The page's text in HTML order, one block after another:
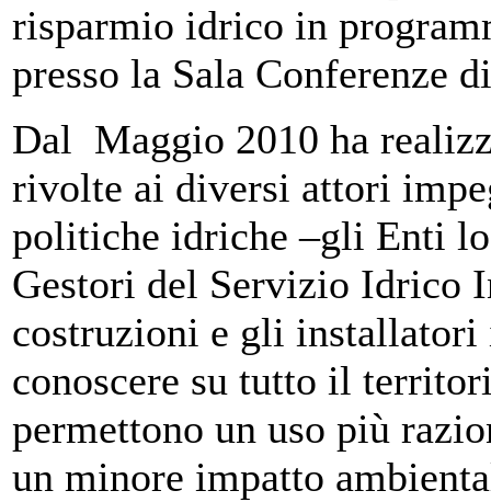
risparmio idrico in
presso la Sala Conferenze
Dal Maggio 2010 ha
rivolte ai diversi attori
politiche idriche –gli Enti
Gestori del Servizio Idrico
costruzioni e gli
conoscere su tutto il
permettono un uso più
un minore impatto